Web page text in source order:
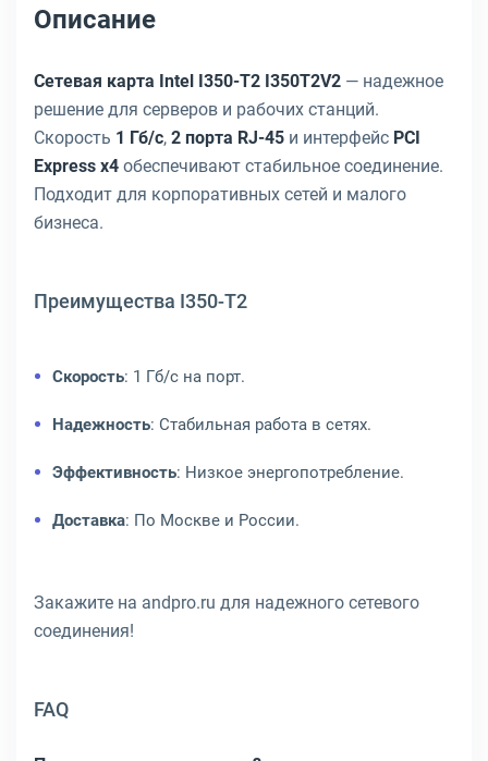
Описание
Сетевая карта Intel I350-T2 I350T2V2 — надежное
решение для серверов и рабочих станций.
Скорость 1 Гб/с, 2 порта RJ-45 и интерфейс PCI
Express x4 обеспечивают стабильное соединение.
Подходит для корпоративных сетей и малого
бизнеса.
Преимущества I350-T2
Скорость: 1 Гб/с на порт.
Надежность: Стабильная работа в сетях.
Эффективность: Низкое энергопотребление.
Доставка: По Москве и России.
Закажите на andpro.ru для надежного сетевого
соединения!
FAQ